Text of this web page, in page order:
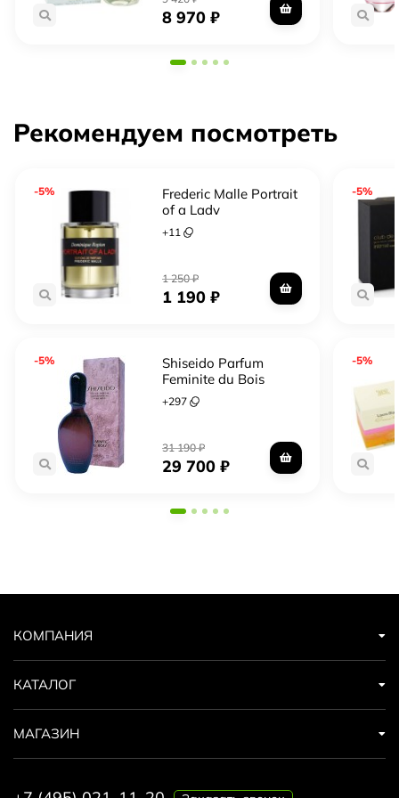
8 970₽
Рекомендуем посмотреть
-5%
Frederic Malle Portrait
of a Lady
+11
1 250₽
1 190₽
-5%
Shiseido Parfum
Feminite du Bois
+297
31 190₽
29 700₽
-5%
-5%
КОМПАНИЯ
КАТАЛОГ
МАГАЗИН